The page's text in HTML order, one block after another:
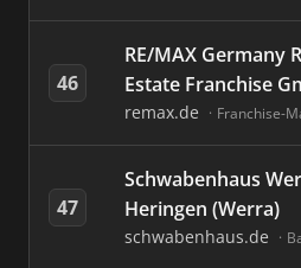
46
RE/MAX Germany
Estate Franchise
remax.de Franchise-
47
Schwabenhaus
Heringen (Werra)
schwabenhaus.de